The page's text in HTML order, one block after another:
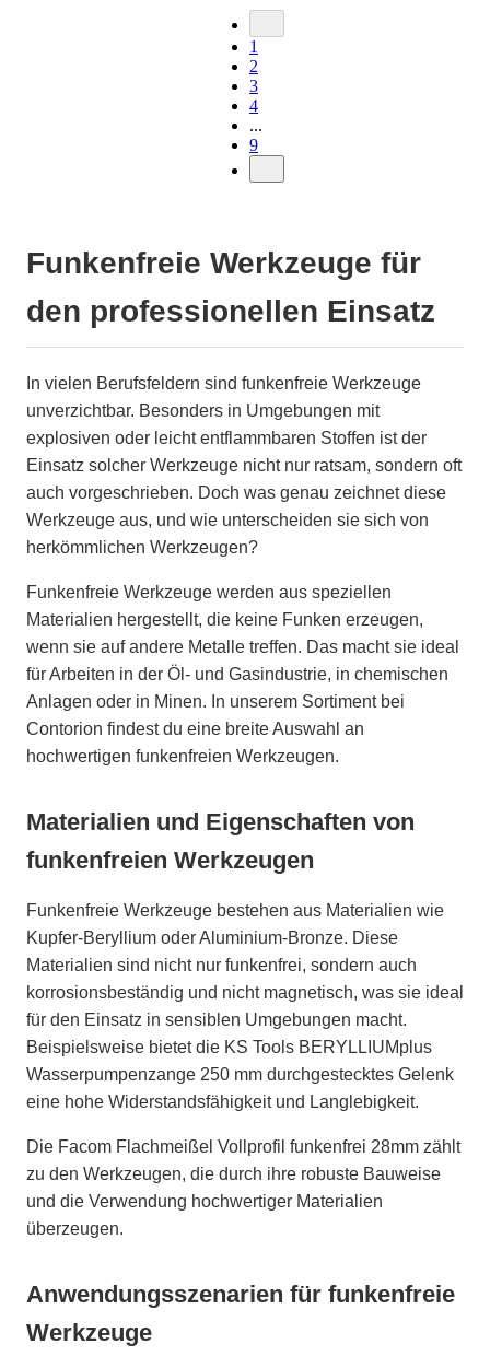
1
2
3
4
...
9
Funkenfreie Werkzeuge für
den professionellen Einsatz
In vielen Berufsfeldern sind funkenfreie Werkzeuge
unverzichtbar. Besonders in Umgebungen mit
explosiven oder leicht entflammbaren Stoffen ist der
Einsatz solcher Werkzeuge nicht nur ratsam, sondern oft
auch vorgeschrieben. Doch was genau zeichnet diese
Werkzeuge aus, und wie unterscheiden sie sich von
herkömmlichen Werkzeugen?
Funkenfreie Werkzeuge werden aus speziellen
Materialien hergestellt, die keine Funken erzeugen,
wenn sie auf andere Metalle treffen. Das macht sie ideal
für Arbeiten in der Öl- und Gasindustrie, in chemischen
Anlagen oder in Minen. In unserem Sortiment bei
Contorion findest du eine breite Auswahl an
hochwertigen funkenfreien Werkzeugen.
Materialien und Eigenschaften von
funkenfreien Werkzeugen
Funkenfreie Werkzeuge bestehen aus Materialien wie
Kupfer-Beryllium oder Aluminium-Bronze. Diese
Materialien sind nicht nur funkenfrei, sondern auch
korrosionsbeständig und nicht magnetisch, was sie ideal
für den Einsatz in sensiblen Umgebungen macht.
Beispielsweise bietet die KS Tools BERYLLIUMplus
Wasserpumpenzange 250 mm durchgestecktes Gelenk
eine hohe Widerstandsfähigkeit und Langlebigkeit.
Die Facom Flachmeißel Vollprofil funkenfrei 28mm zählt
zu den Werkzeugen, die durch ihre robuste Bauweise
und die Verwendung hochwertiger Materialien
überzeugen.
Anwendungsszenarien für funkenfreie
Werkzeuge